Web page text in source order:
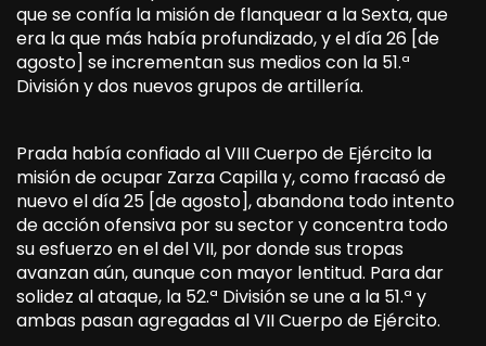
que se confía la misión de flanquear a la Sexta, que
era la que más había profundizado, y el día 26 [de
agosto] se incrementan sus medios con la 51.ª
División y dos nuevos grupos de artillería.
Prada había confiado al VIII Cuerpo de Ejército la
misión de ocupar Zarza Capilla y, como fracasó de
nuevo el día 25 [de agosto], abandona todo intento
de acción ofensiva por su sector y concentra todo
su esfuerzo en el del VII, por donde sus tropas
avanzan aún, aunque con mayor lentitud. Para dar
solidez al ataque, la 52.ª División se une a la 51.ª y
ambas pasan agregadas al VII Cuerpo de Ejército.